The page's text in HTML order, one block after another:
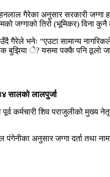
गैरेका अनुसार सरकारी
जग्गाको तिरो (भूमिकर) विना
गैरेले भनेः “एउटा सामान्य
बुझिया े? यसमा पक्कै पनि ठूलो
सालको लालपुर्जा
कर्मचारी शिव पराजुलीको मुख्य
पंगेनीका अनुसार जग्गा दर्ता तथा